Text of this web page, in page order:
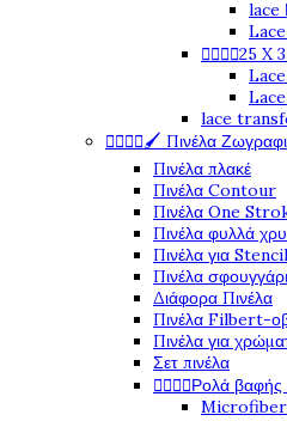
lace
25 X
lace
🖌️ Πινέλα
Πινέλα πλακέ
Πινέλα Contour
Πινέλα One
Πινέλα φυλλά
Πινέλα για Stencil
Πινέλα
Διάφορα Πινέλα
Πινέλα Filbert-
Πινέλα για
Σετ πινέλα
Ρολά
Microfiber